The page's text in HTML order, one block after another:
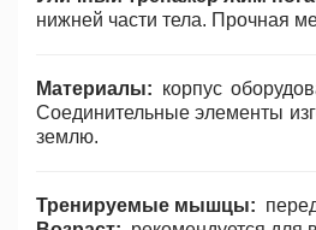
Детские качели для
Балансиры
нижней части тела. Прочная
Материалы: корпус
Соединительные элементы
землю.
Тренируемые мышцы: